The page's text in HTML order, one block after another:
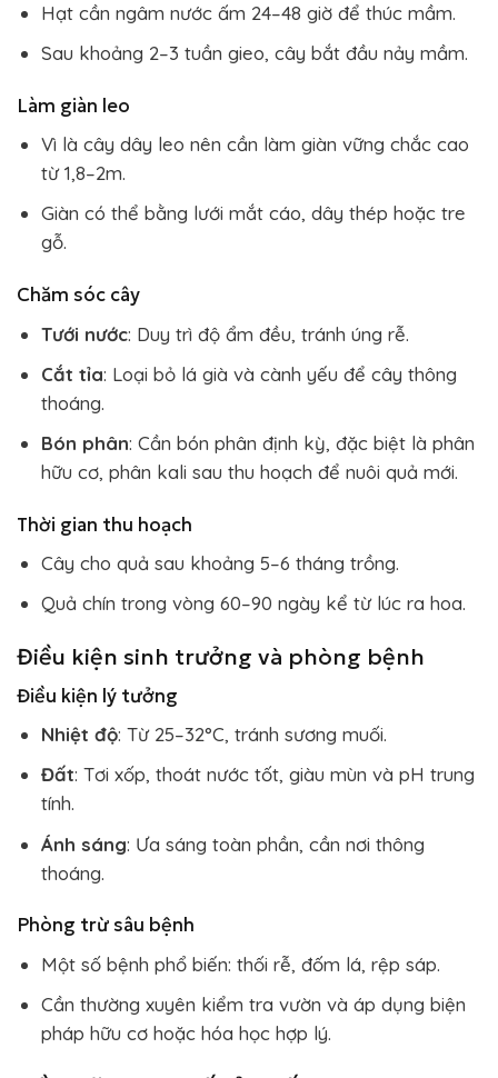
Hạt cần ngâm nước ấm 24–48 giờ để thúc mầm.
Sau khoảng 2–3 tuần gieo, cây bắt đầu nảy mầm.
Làm giàn leo
Vì là cây dây leo nên cần làm giàn vững chắc cao
từ 1,8–2m.
Giàn có thể bằng lưới mắt cáo, dây thép hoặc tre
gỗ.
Chăm sóc cây
Tưới nước: Duy trì độ ẩm đều, tránh úng rễ.
Cắt tỉa: Loại bỏ lá già và cành yếu để cây thông
thoáng.
Bón phân: Cần bón phân định kỳ, đặc biệt là phân
hữu cơ, phân kali sau thu hoạch để nuôi quả mới.
Thời gian thu hoạch
Cây cho quả sau khoảng 5–6 tháng trồng.
Quả chín trong vòng 60–90 ngày kể từ lúc ra hoa.
Điều kiện sinh trưởng và phòng bệnh
Điều kiện lý tưởng
Nhiệt độ: Từ 25–32°C, tránh sương muối.
Đất: Tơi xốp, thoát nước tốt, giàu mùn và pH trung
tính.
Ánh sáng: Ưa sáng toàn phần, cần nơi thông
thoáng.
Phòng trừ sâu bệnh
Một số bệnh phổ biến: thối rễ, đốm lá, rệp sáp.
Cần thường xuyên kiểm tra vườn và áp dụng biện
pháp hữu cơ hoặc hóa học hợp lý.